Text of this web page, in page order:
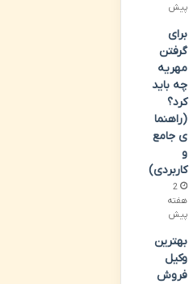
پیش
برای
گرفتن
مهریه
چه باید
کرد؟
(راهنما
ی جامع
و
کاربردی)
2
هفته
پیش
بهترین
وکیل
فروش